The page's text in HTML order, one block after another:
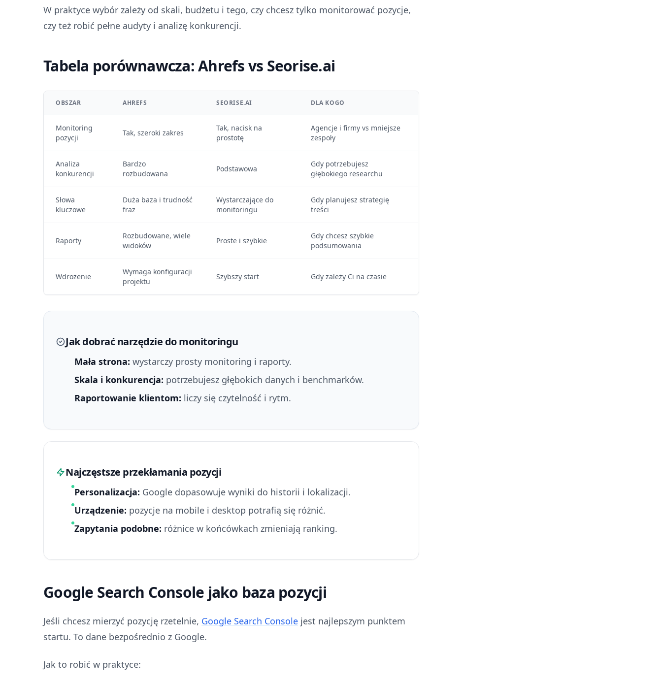
W praktyce wybór zależy od skali, budżetu i tego, czy chcesz tylko monitorować pozycje,
czy też robić pełne audyty i analizę konkurencji.
Tabela porównawcza: Ahrefs vs Seorise.ai
OBSZAR AHREFS SEORISE.AI DLA KOGO
Monitoring
pozycji
Tak, szeroki zakres
Tak, nacisk na
prostotę
Agencje i firmy vs mniejsze
zespoły
Analiza
konkurencji
Bardzo
rozbudowana
Podstawowa
Gdy potrzebujesz
głębokiego researchu
Słowa
kluczowe
Duża baza i trudność
fraz
Wystarczające do
monitoringu
Gdy planujesz strategię
treści
Raporty
Rozbudowane, wiele
widoków
Proste i szybkie
Gdy chcesz szybkie
podsumowania
Wdrożenie
Wymaga konfiguracji
projektu
Szybszy start Gdy zależy Ci na czasie
Jak dobrać narzędzie do monitoringu
Mała strona: wystarczy prosty monitoring i raporty.
Skala i konkurencja: potrzebujesz głębokich danych i benchmarków.
Raportowanie klientom: liczy się czytelność i rytm.
Najczęstsze przekłamania pozycji
Personalizacja: Google dopasowuje wyniki do historii i lokalizacji.
Urządzenie: pozycje na mobile i desktop potrafią się różnić.
Zapytania podobne: różnice w końcówkach zmieniają ranking.
Google Search Console jako baza pozycji
Jeśli chcesz mierzyć pozycję rzetelnie, Google Search Console jest najlepszym punktem
startu. To dane bezpośrednio z Google.
Jak to robić w praktyce: